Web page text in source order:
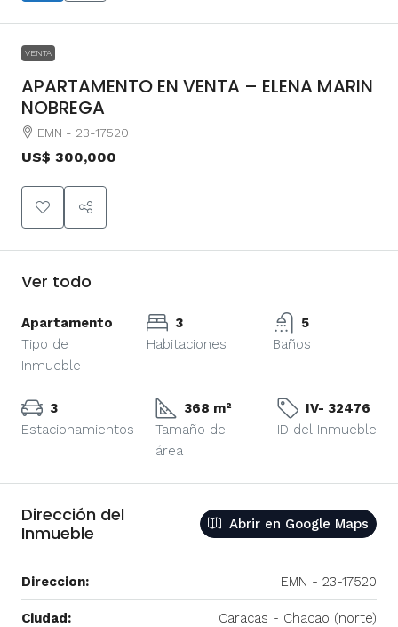
VENTA
APARTAMENTO EN VENTA – ELENA MARIN
NOBREGA
EMN - 23-17520
US$ 300,000
Ver todo
Apartamento
Tipo de
Inmueble
3
Habitaciones
5
Baños
3
Estacionamientos
368 m²
Tamaño de
área
IV- 32476
ID del Inmueble
Dirección del
Inmueble
Abrir en Google Maps
Direccion: EMN - 23-17520
Ciudad: Caracas - Chacao (norte)